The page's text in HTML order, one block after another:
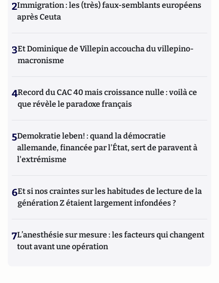
2Immigration : les (très) faux-semblants européens
après Ceuta
3Et Dominique de Villepin accoucha du villepino-
macronisme
4Record du CAC 40 mais croissance nulle : voilà ce
que révèle le paradoxe français
5Demokratie leben! : quand la démocratie
allemande, financée par l'État, sert de paravent à
l'extrémisme
6Et si nos craintes sur les habitudes de lecture de la
génération Z étaient largement infondées ?
7L’anesthésie sur mesure : les facteurs qui changent
tout avant une opération